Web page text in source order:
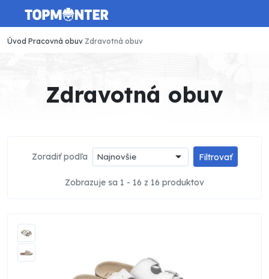
Úvod Pracovná obuv Zdravotná obuv
Zdravotná obuv
Zoradiť podľa Najnovšie Filtrovať
Zobrazuje sa 1 - 16 z 16 produktov